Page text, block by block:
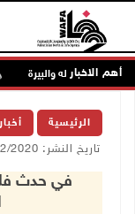
أهم الاخبار
الرئيسية
تاريخ النشر: 22/12/2020 08:35 ص
في حدث